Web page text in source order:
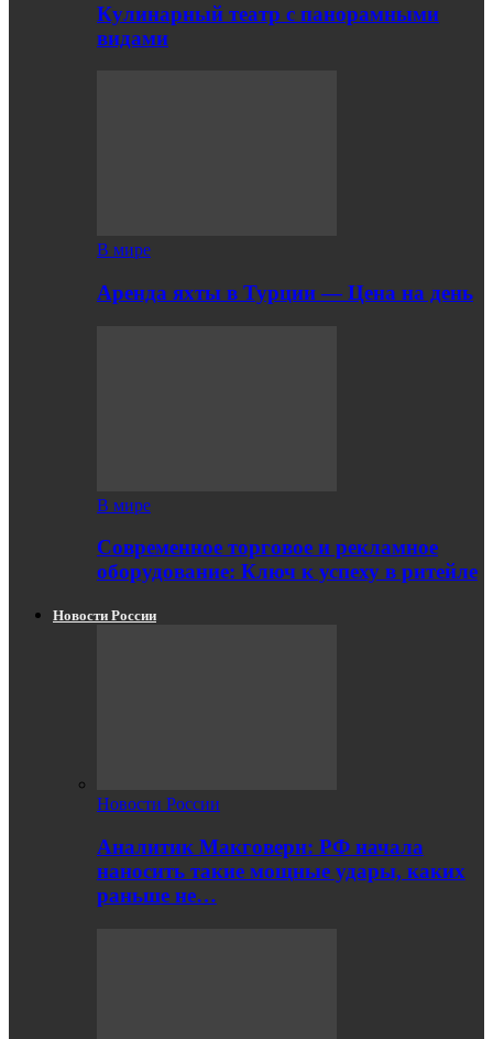
Кулинарный театр с панорамными
видами
В мире
Аренда яхты в Турции — Цена на день
В мире
Современное торговое и рекламное
оборудование: Ключ к успеху в ритейле
Новости России
Новости России
Аналитик Макговерн: РФ начала
наносить такие мощные удары, каких
раньше не…